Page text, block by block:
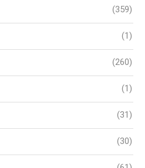
(359)
(1)
(260)
(1)
(31)
(30)